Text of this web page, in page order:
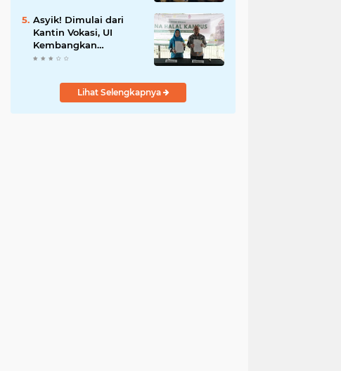
Asyik! Dimulai dari
Kantin Vokasi, UI
Kembangkan
Ekosistem Halal
Lihat Selengkapnya